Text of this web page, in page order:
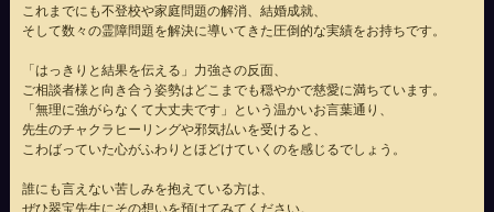
これまでにも不登校や家庭問題の解消、結婚成就、
そして数々の霊障問題を解決に導いてきた圧倒的な実績をお持ちです。
「はっきりと結果を伝える」力強さの反面、
ご相談者様と向き合う姿勢はどこまでも穏やかで慈愛に満ちています。
「無理に強がらなくて大丈夫です」という温かいお言葉通り、
先生のチャクラヒーリングや邪気払いを受けると、
こわばっていた心がふわりとほどけていくのを感じるでしょう。
誰にも言えない苦しみを抱えている方は、
ぜひ翠宝先生にその想いを預けてみてください。